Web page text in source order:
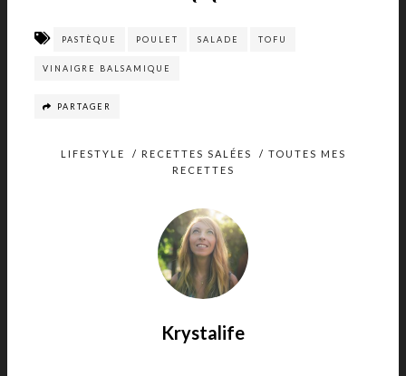
PASTÈQUE POULET SALADE TOFU
VINAIGRE BALSAMIQUE
PARTAGER
LIFESTYLE / RECETTES SALÉES / TOUTES MES
RECETTES
Krystalife